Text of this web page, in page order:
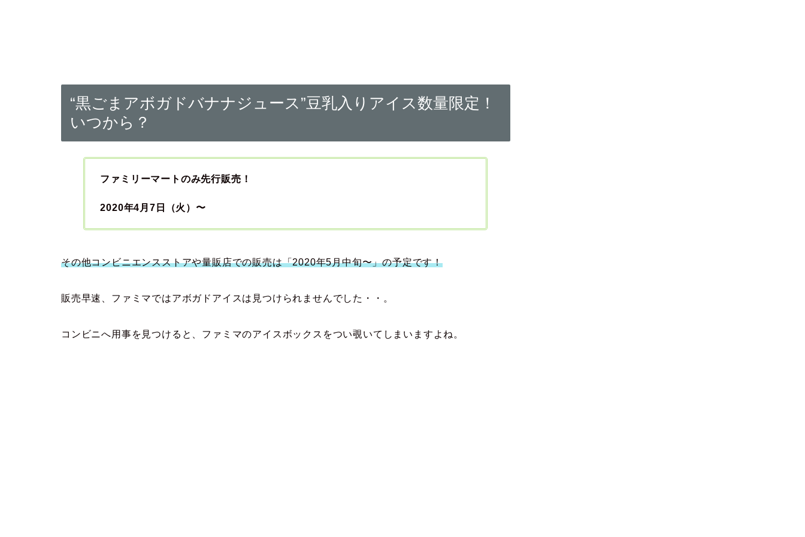
“黒ごまアボガドバナナジュース”豆乳入りアイス数量限定！
いつから？
ファミリーマートのみ先行販売！
2020年4月7日（火）〜
その他コンビニエンスストアや量販店での販売は「2020年5月中旬〜」の予定です！
販売早速、ファミマではアボガドアイスは見つけられませんでした・・。
コンビニへ用事を見つけると、ファミマのアイスボックスをつい覗いてしまいますよね。